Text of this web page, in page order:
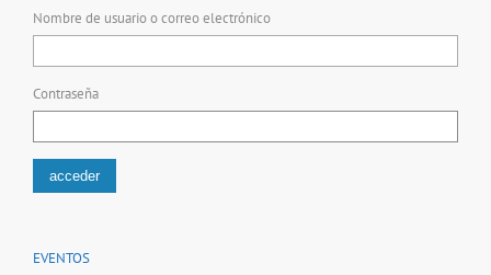
Nombre de usuario o correo electrónico
Contraseña
EVENTOS